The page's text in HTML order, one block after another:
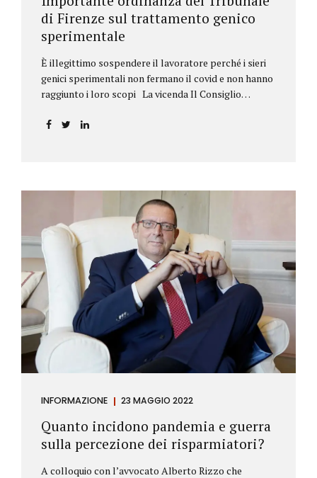
di Firenze sul trattamento genico
sperimentale
È illegittimo sospendere il lavoratore perché i sieri
genici sperimentali non fermano il covid e non hanno
raggiunto i loro scopi La vicenda Il Consiglio
alla sospensione di una propria iscritta, a causa del
76/2021. La psicologa ricorreva in via d’urgenza al
Tribunale di Firenze per chiedere la sospensione di
tale provvedimento, gravemente pregiudizievole per
la propria persona, in quanto impeditivo dello
svolgimento della libera professione. Per il Giudice
fiorentino, Dott.ssa Susanna Zanda, il
provvedimento assunto dal Consiglio lede...
INFORMAZIONE 23 MAGGIO 2022
Quanto incidono pandemia e guerra
sulla percezione dei risparmiatori?
A colloquio con l’avvocato Alberto Rizzo che